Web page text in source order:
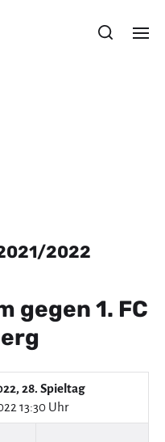
2022
gegen 1. FC
28. Spieltag
13:30 Uhr